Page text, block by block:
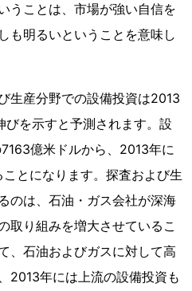
うことは、市場が強い自信を
も明るいということを意味し
生産分野での設備投資は2013
びを示すと予測されます。設
億米ドルから、2013年に
とになります。探査および生
のは、石油・ガス会社が深海
取り組みを増大させているこ
、石油およびガスに対して高
2013年には上流の設備投資も